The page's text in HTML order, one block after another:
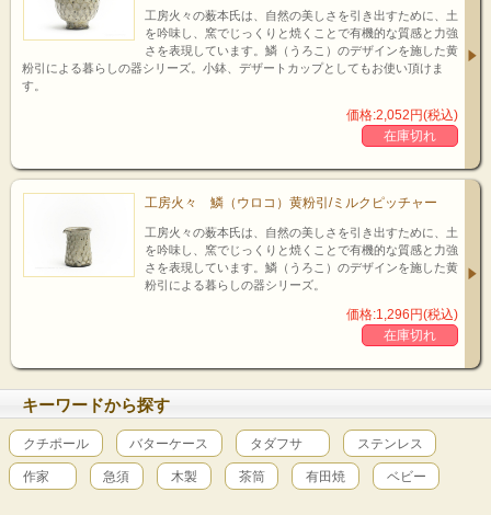
zoom up!
zoom
up!
鱗/うろこシリーズ
マグカップ（丸）の他にも
是非セットで揃えてみて下さい。
工房火々 薮本寛之
工房火々の薮本氏は、自然の美しさを引き出すために、土
を吟味し、窯でじっくりと焼くことで有機的な質感と力強
さを表現しています。鱗（うろこ）のデザインを施した黄
粉引による暮らしの器シリーズ。小鉢、デザートカップとしてもお使い頂けま
す。
価格:2,052円(税込)
在庫切れ
工房火々 鱗（ウロコ）黄粉引/ミルクピッチャー
工房火々の薮本氏は、自然の美しさを引き出すために、土
を吟味し、窯でじっくりと焼くことで有機的な質感と力強
さを表現しています。鱗（うろこ）のデザインを施した黄
粉引による暮らしの器シリーズ。
価格:1,296円(税込)
在庫切れ
キーワードから探す
クチポール バターケース タダフサ ステンレス
作家 急須 木製 茶筒 有田焼 ベビー